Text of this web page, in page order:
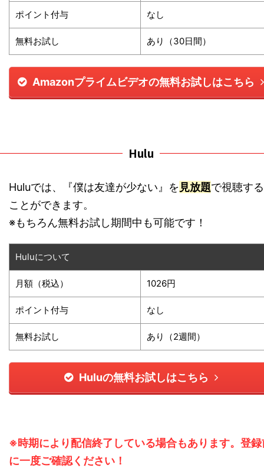
ポイント付与 なし
無料お試し あり（30日間）
Amazonプライムビデオの無料お試しはこちら
Hulu
Huluでは、『僕は友達が少ない』を 見放題で視聴する
ことができます。
※もちろん無料お試し期間中も可能です！
Huluについて
月額（税込） 1026円
ポイント付与 なし
無料お試し あり（2週間）
Huluの無料お試しはこちら
※時期により配信終了している場合もあります。登録
に一度ご確認ください！